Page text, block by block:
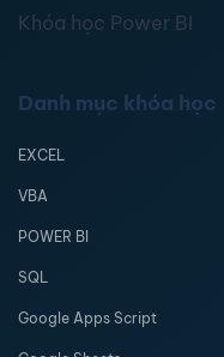
Khóa học Power BI
Danh mục khóa học
EXCEL
VBA
POWER BI
SQL
Google Apps Script